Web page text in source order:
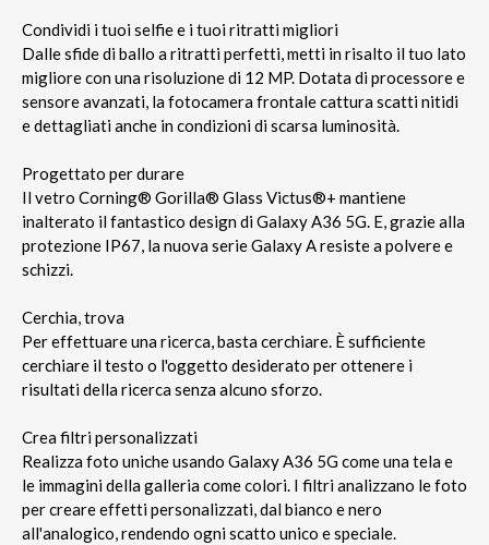
Condividi i tuoi selfie e i tuoi ritratti migliori
Dalle sfide di ballo a ritratti perfetti, metti in risalto il tuo lato
migliore con una risoluzione di 12 MP. Dotata di processore e
sensore avanzati, la fotocamera frontale cattura scatti nitidi
e dettagliati anche in condizioni di scarsa luminosità.
Progettato per durare
Il vetro Corning® Gorilla® Glass Victus®+ mantiene
inalterato il fantastico design di Galaxy A36 5G. E, grazie alla
protezione IP67, la nuova serie Galaxy A resiste a polvere e
schizzi.
Cerchia, trova
Per effettuare una ricerca, basta cerchiare. È sufficiente
cerchiare il testo o l'oggetto desiderato per ottenere i
risultati della ricerca senza alcuno sforzo.
Crea filtri personalizzati
Realizza foto uniche usando Galaxy A36 5G come una tela e
le immagini della galleria come colori. I filtri analizzano le foto
per creare effetti personalizzati, dal bianco e nero
all'analogico, rendendo ogni scatto unico e speciale.